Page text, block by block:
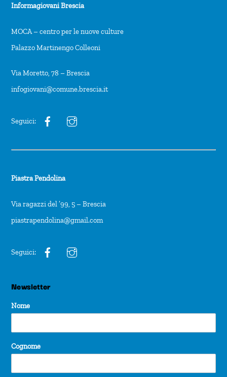
Informagiovani Brescia
MOCA – centro per le nuove culture
Palazzo Martinengo Colleoni
Via Moretto, 78 – Brescia
infogiovani@comune.brescia.it
Seguici:
Piastra Pendolina
Via ragazzi del ’99, 5 – Brescia
piastrapendolina@gmail.com
Seguici:
Newsletter
Nome
Cognome